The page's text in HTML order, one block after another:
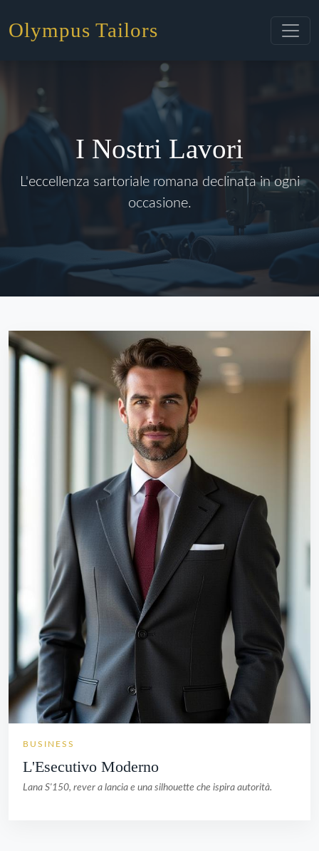
Olympus Tailors
I Nostri Lavori
L'eccellenza sartoriale romana declinata in ogni
occasione.
BUSINESS
L'Esecutivo Moderno
Lana S'150, rever a lancia e una silhouette che ispira autorità.